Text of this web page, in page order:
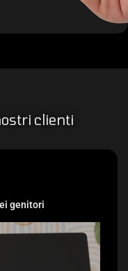
clienti
genitori